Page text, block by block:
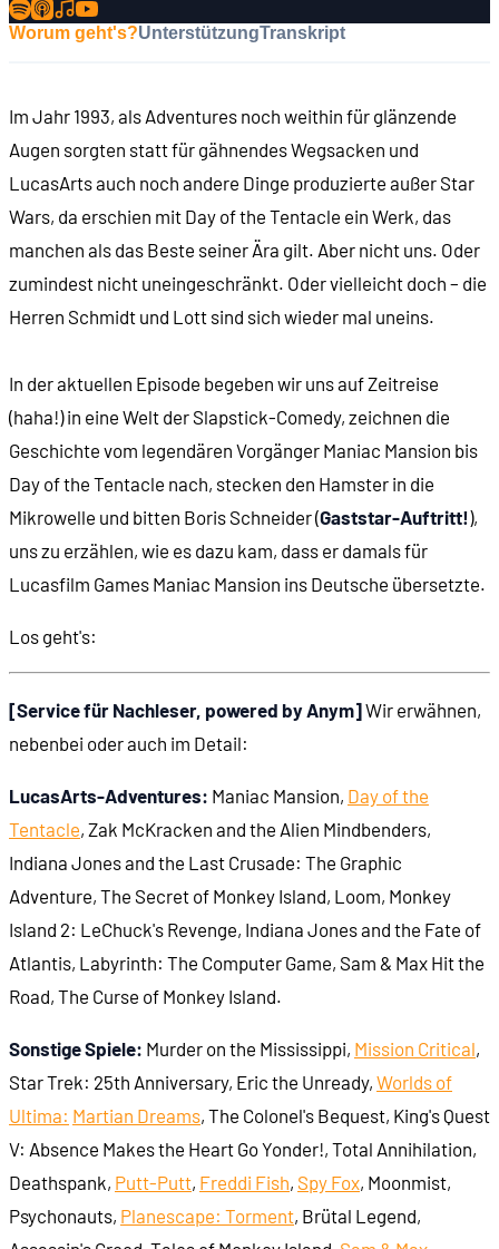
Worum geht's?UnterstützungTranskript
Im Jahr 1993, als Adventures noch weithin für glänzende
Augen sorgten statt für gähnendes Wegsacken und
LucasArts auch noch andere Dinge produzierte außer Star
Wars, da erschien mit Day of the Tentacle ein Werk, das
manchen als das Beste seiner Ära gilt. Aber nicht uns. Oder
zumindest nicht uneingeschränkt. Oder vielleicht doch – die
Herren Schmidt und Lott sind sich wieder mal uneins.
In der aktuellen Episode begeben wir uns auf Zeitreise
(haha!) in eine Welt der Slapstick-Comedy, zeichnen die
Geschichte vom legendären Vorgänger Maniac Mansion bis
Day of the Tentacle nach, stecken den Hamster in die
Mikrowelle und bitten Boris Schneider (Gaststar-Auftritt!),
uns zu erzählen, wie es dazu kam, dass er damals für
Lucasfilm Games Maniac Mansion ins Deutsche übersetzte.
Los geht's:
[Service für Nachleser, powered by Anym]Wir erwähnen,
nebenbei oder auch im Detail:
LucasArts-Adventures: Maniac Mansion, Day of the
Tentacle, Zak McKracken and the Alien Mindbenders,
Indiana Jones and the Last Crusade: The Graphic
Adventure, The Secret of Monkey Island, Loom, Monkey
Island 2: LeChuck's Revenge, Indiana Jones and the Fate of
Atlantis, Labyrinth: The Computer Game, Sam & Max Hit the
Road, The Curse of Monkey Island.
Sonstige Spiele: Murder on the Mississippi, Mission Critical,
Star Trek: 25th Anniversary, Eric the Unready, Worlds of
Ultima: Martian Dreams, The Colonel's Bequest, King's Quest
V: Absence Makes the Heart Go Yonder!, Total Annihilation,
Deathspank, Putt-Putt, Freddi Fish, Spy Fox, Moonmist,
Psychonauts, Planescape: Torment, Brütal Legend,